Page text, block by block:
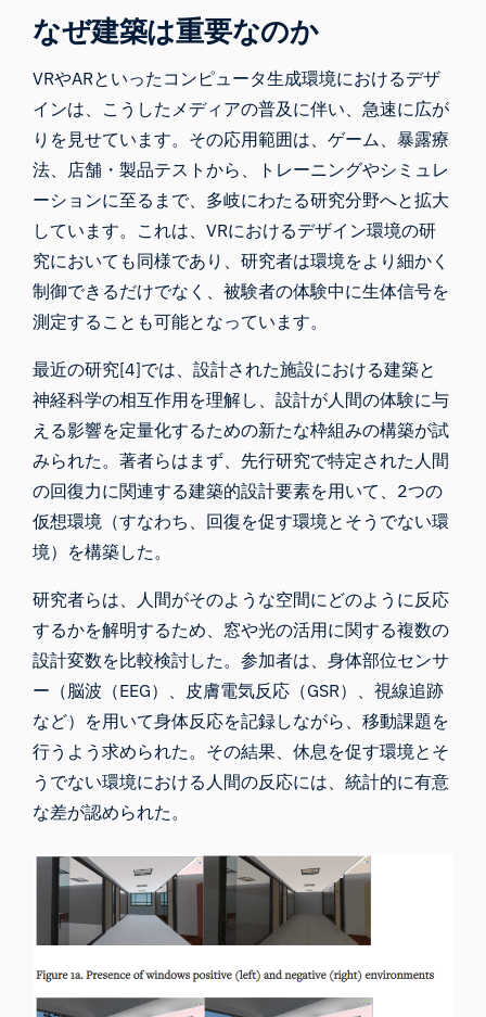
なぜ建築は重要なのか
VRやARといったコンピュータ生成環境におけるデザ
インは、こうしたメディアの普及に伴い、急速に広が
りを見せています。その応用範囲は、ゲーム、暴露療
法 、店舗・製品テストから、トレーニングやシミュレ
ーションに至るまで、多岐にわたる研究分野へと拡大
しています。これは、VRにおけるデザイン環境の研
究においても同様であり、研究者は環境をより細かく
制御できるだけでなく、被験者の体験中に生体信号を
測定することも可能となっています。
最近の研究[4]では、設計された施設における建築と
神経科学の相互作用を理解し、設計が人間の体験に与
える影響を定量化するための新たな枠組みの構築が試
みられた。著者らはまず、先行研究で特定された人間
の回復力に関連する建築的設計要素を用いて、2つの
仮想環境（すなわち、回復を促す環境とそうでない環
境）を構築した。
研究者らは、人間がそのような空間にどのように反応
するかを解明するため、窓や光の活用に関する複数の
設計変数を比較検討した。参加者は、身体部位センサ
ー（ 脳波 （EEG）、 皮膚電気反応（GSR） 、視線追跡
など）を用いて身体反応を記録しながら、移動課題を
行うよう求められた。その結果、休息を促す環境とそ
うでない環境における人間の反応には、統計的に有意
な差が認められた。